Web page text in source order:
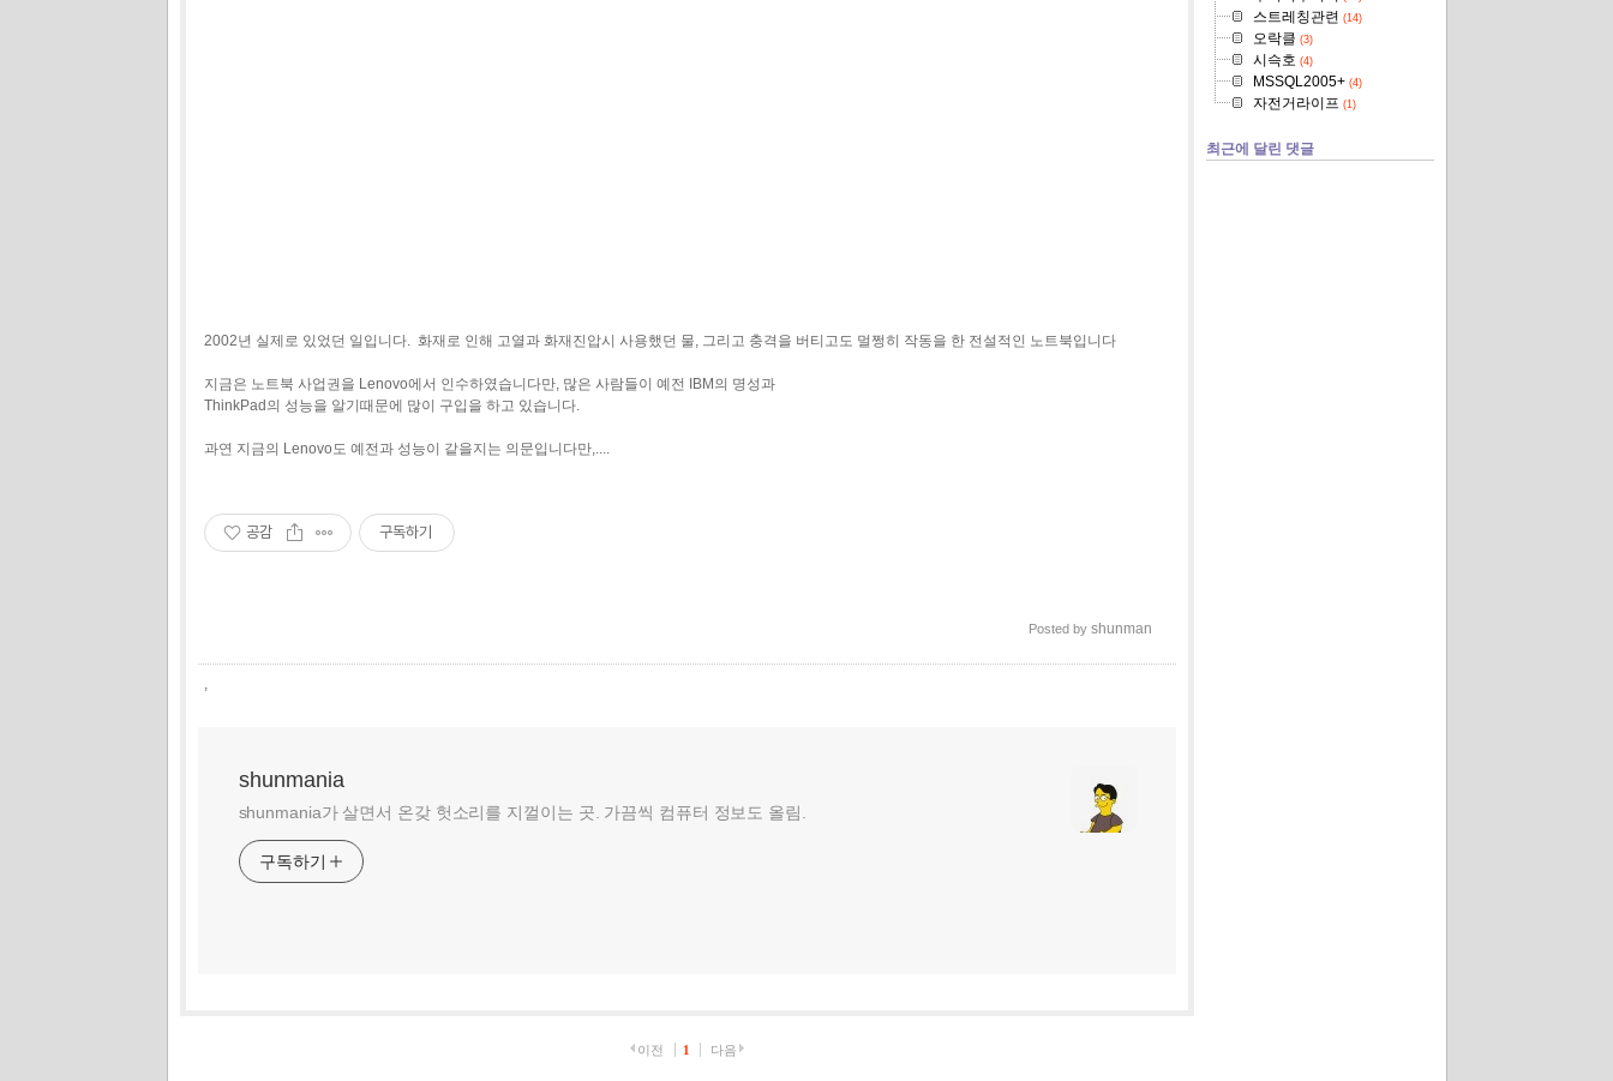
2002년 실제로 있었던 일입니다. 화재로 인해 고열과 화재진압시 사용했던 물, 그리고 충격을 버티고도 멀쩡히 작동을 한 전설적인 노트북입니다
지금은 노트북 사업권을 Lenovo에서 인수하였습니다만, 많은 사람들이 예전 IBM의 명성과
ThinkPad의 성능을 알기때문에 많이 구입을 하고 있습니다.
과연 지금의 Lenovo도 예전과 성능이 같을지는 의문입니다만,....
공감 구독하기
Posted by shunman
shunmania
shunmania가 살면서 온갖 헛소리를 지껄이는 곳. 가끔씩 컴퓨터 정보도 올림.
구독하기
이전 1 다음
스트레칭관련 (14)
오락클 (3)
시슥호 (4)
MSSQL2005+(4)
자전거라이프 (1)
최근에 달린 댓글